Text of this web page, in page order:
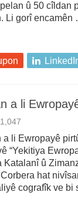
û 50 cîldan
Li gorî encamên
a li
1,047
a li Ewropayê
“Yekitiya
û
hat
cografîk ve